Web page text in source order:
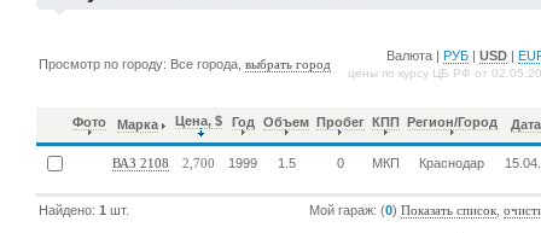
Просмотр по городу: Все города,выбрать город
Валюта | РУБ |USD |
цены по курсу ЦБ РФ от
Фото Марка Цена, $ Год Объем Пробег КПП Регион/Город Дата
ВАЗ 2108 2,700 1999 1.5 0 МКП Краснодар
Найдено:1 шт. Мой гараж: (0)Показать список ,